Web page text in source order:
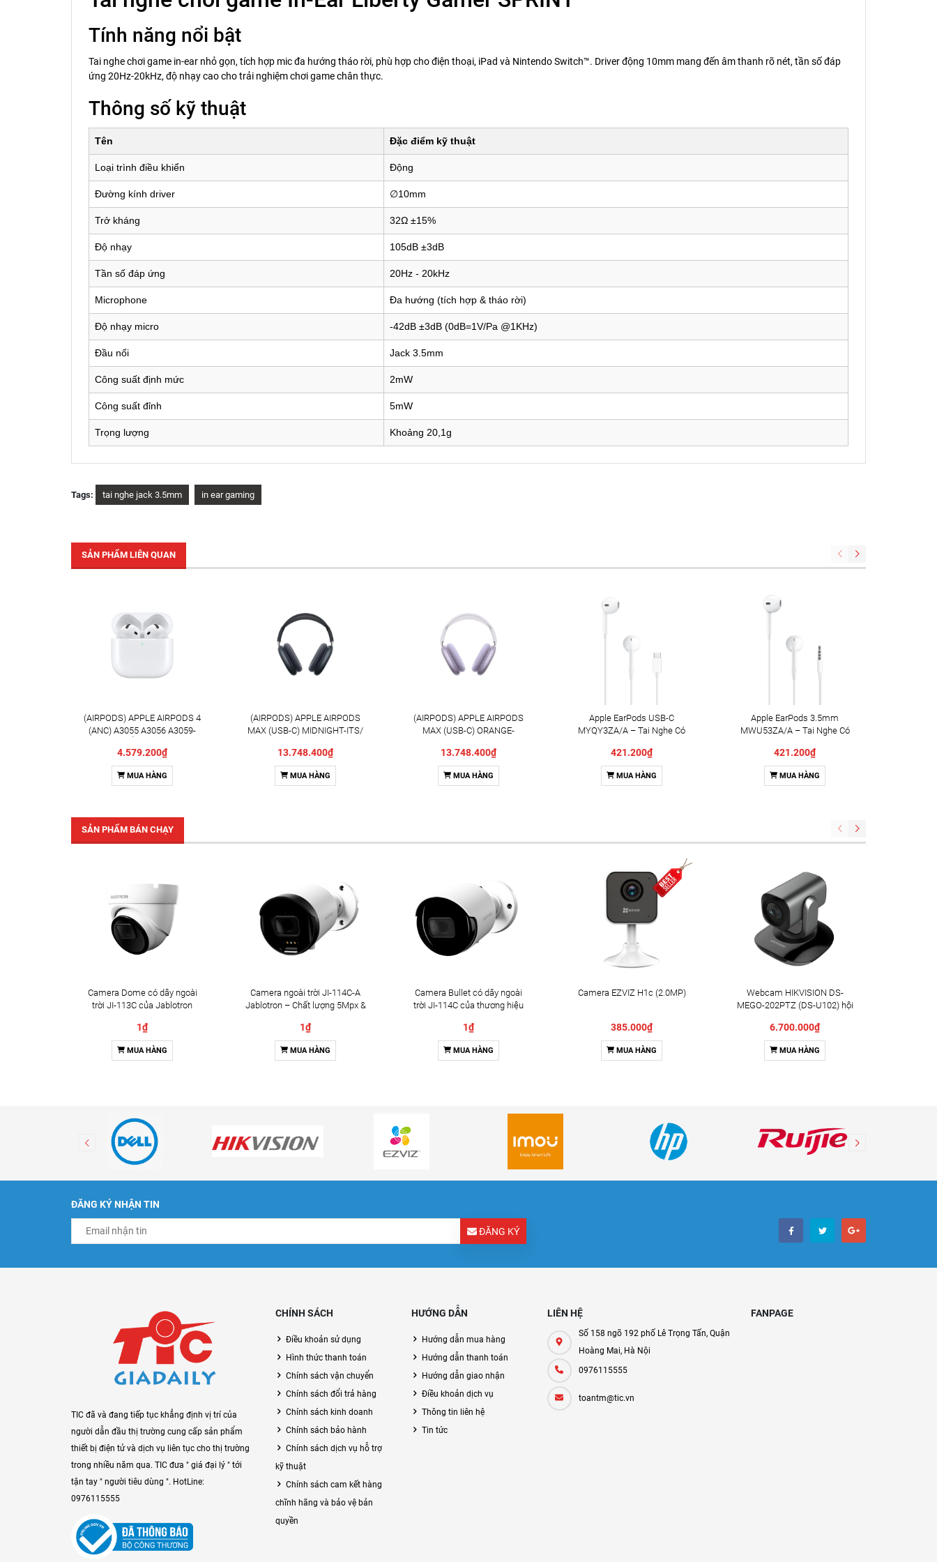
Tính năng nổi bật
Tai nghe chơi game in-ear nhỏ gọn, tích hợp mic đa hướng tháo rời, phù hợp cho điện thoại, iPad và Nintendo Switch™. Driver động 10mm mang đến âm thanh rõ nét, tần số đáp
ứng 20Hz-20kHz, độ nhạy cao cho trải nghiệm chơi game chân thực.
Thông số kỹ thuật
Tên Đặc điểm kỹ thuật
Loại trình điều khiển Động
Đường kính driver ∅10mm
Trở kháng 32Ω ±15%
Độ nhạy 105dB ±3dB
Tần số đáp ứng 20Hz - 20kHz
Microphone Đa hướng (tích hợp & tháo rời)
Độ nhạy micro -42dB ±3dB (0dB=1V/Pa @1KHz)
Đầu nối Jack 3.5mm
Công suất định mức 2mW
Công suất đỉnh 5mW
Trọng lượng Khoảng 20,1g
Tags: tai nghe jack 3.5mm in ear gaming
SẢN PHẨM LIÊN QUAN
(AIRPODS) APPLE AIRPODS 4
(ANC) A3055 A3056 A3059-
4.579.200₫
MUA HÀNG
(AIRPODS) APPLE AIRPODS
MAX (USB-C) MIDNIGHT-ITS/
13.748.400₫
MUA HÀNG
(AIRPODS) APPLE AIRPODS
MAX (USB-C) ORANGE-
13.748.400₫
MUA HÀNG
Apple EarPods USB-C
MYQY3ZA/A – Tai Nghe Có
421.200₫
MUA HÀNG
Apple EarPods 3.5mm
MWU53ZA/A – Tai Nghe Có
421.200₫
MUA HÀNG
SẢN PHẨM BÁN CHẠY
Camera Dome có dây ngoài
trời JI-113C của Jablotron
1₫
MUA HÀNG
Camera ngoài trời JI-114C-A
Jablotron – Chất lượng 5Mpx &
1₫
MUA HÀNG
Camera Bullet có dây ngoài
trời JI-114C của thương hiệu
1₫
MUA HÀNG
Camera EZVIZ H1c (2.0MP)
385.000₫
MUA HÀNG
Webcam HIKVISION DS-
MEGO-202PTZ (DS-U102) hội
6.700.000₫
MUA HÀNG
ĐĂNG KÝ NHẬN TIN
ĐĂNG KÝ
TIC đã và đang tiếp tục khẳng định vị trí của
người dẫn đầu thị trường cung cấp sản phẩm
thiết bị điện tử và dịch vụ liên tục cho thị trường
trong nhiều năm qua. TIC đưa " giá đại lý " tới
tận tay " người tiêu dùng ". HotLine:
0976115555
CHÍNH SÁCH
Điều khoản sử dụng
Hình thức thanh toán
Chính sách vận chuyển
Chính sách đổi trả hàng
Chính sách kinh doanh
Chính sách bảo hành
Chính sách dịch vụ hỗ trợ
kỹ thuật
Chính sách cam kết hàng
chĩnh hãng và bảo vệ bản
quyền
HƯỚNG DẪN
Hướng dẫn mua hàng
Hướng dẫn thanh toán
Hướng dẫn giao nhận
Điều khoản dịch vụ
Thông tin liên hệ
Tin tức
LIÊN HỆ
Số 158 ngõ 192 phố Lê Trọng Tấn, Quận
Hoàng Mai, Hà Nội
0976115555
toantm@tic.vn
FANPAGE